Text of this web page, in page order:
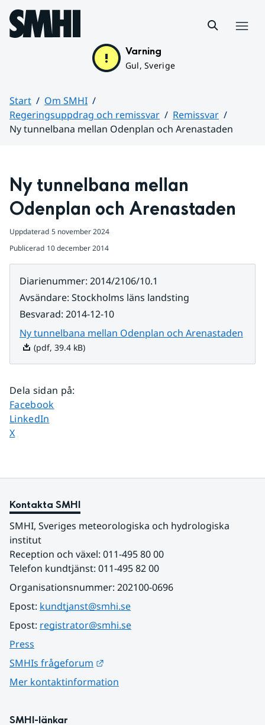
Hoppa till sidans innehåll
Varning
Gul, Sverige
Start
Om SMHI
Regeringsuppdrag och remissvar
Remissvar
Ny tunnelbana mellan Odenplan och Arenastaden
Ny tunnelbana mellan
Odenplan och Arenastaden
Uppdaterad 5 november 2024
Publicerad 10 december 2014
Diarienummer: 2014/2106/10.1
Avsändare: Stockholms läns landsting
Besvarad: 2014-12-10
Ny tunnelbana mellan Odenplan och Arenastaden
(pdf, 39.4 kB)
Dela sidan på:
Dela sidan på
Facebook
Dela sidan på
LinkedIn
Dela sidan på
X
Kontakta SMHI
SMHI, Sveriges meteorologiska och hydrologiska
institut
Reception och växel: 011-495 80 00
Telefon kundtjänst: 011-495 82 00
Organisationsnummer: 202100-0696
Epost: kundtjanst@smhi.se
Epost: registrator@smhi.se
Press
SMHIs frågeforum
Mer kontaktinformation
SMHI-länkar